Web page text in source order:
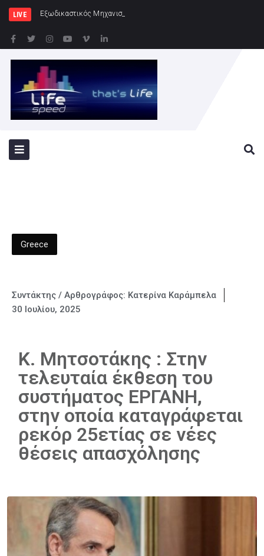
LIVE Εξωδικαστικός Μηχανισμός: Άνω των 20 δισ. ευρώ
Greece
Συντάκτης / Αρθρογράφος: Κατερίνα Καράμπελα
30 Ιουλίου, 2025
Κ. Μητσοτάκης : Στην
τελευταία έκθεση του
συστήματος ΕΡΓΑΝΗ,
στην οποία καταγράφεται
ρεκόρ 25ετίας σε νέες
θέσεις απασχόλησης